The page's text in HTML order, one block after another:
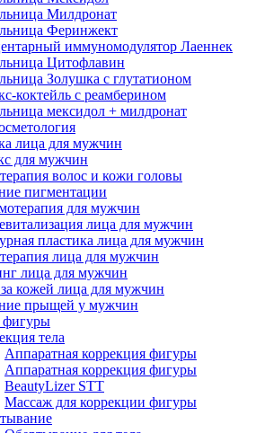
Милдронат
Феринжект
иммуномодулятор Лаеннек
Цитофлавин
Золушка с глутатионом
коктейль с реамберином
мексидол + милдронат
лица для мужчин
для мужчин
волос и кожи головы
пигментации
для мужчин
лица для мужчин
пластика лица для мужчин
лица для мужчин
лица для мужчин
кожей лица для мужчин
прыщей у мужчин
фигуры
тела
Аппаратная коррекция фигуры
Аппаратная коррекция фигуры
BeautyLizer STT
Массаж для коррекции фигуры